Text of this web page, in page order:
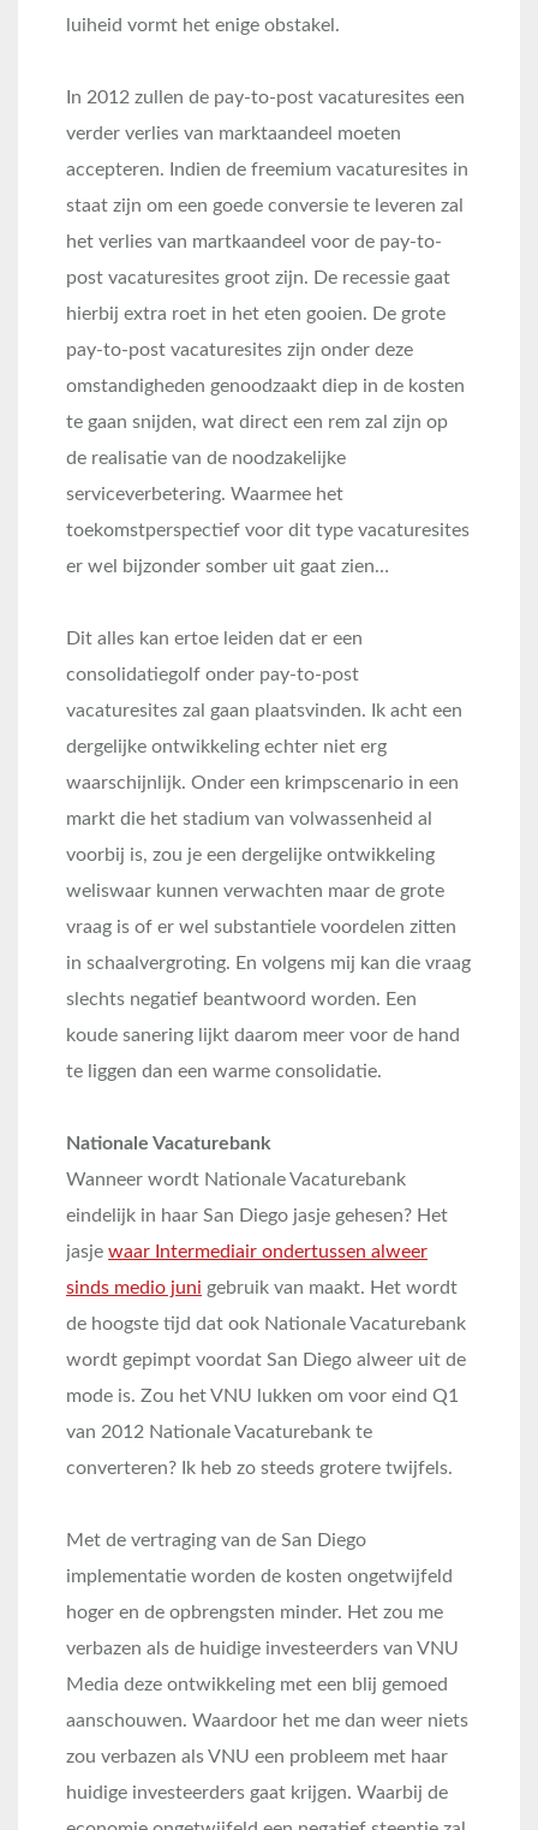
luiheid vormt het enige obstakel.
In 2012 zullen de pay-to-post vacaturesites een
verder verlies van marktaandeel moeten
accepteren. Indien de freemium vacaturesites in
staat zijn om een goede conversie te leveren zal
het verlies van martkaandeel voor de pay-to-
post vacaturesites groot zijn. De recessie gaat
hierbij extra roet in het eten gooien. De grote
pay-to-post vacaturesites zijn onder deze
omstandigheden genoodzaakt diep in de kosten
te gaan snijden, wat direct een rem zal zijn op
de realisatie van de noodzakelijke
serviceverbetering. Waarmee het
toekomstperspectief voor dit type vacaturesites
er wel bijzonder somber uit gaat zien…
Dit alles kan ertoe leiden dat er een
consolidatiegolf onder pay-to-post
vacaturesites zal gaan plaatsvinden. Ik acht een
dergelijke ontwikkeling echter niet erg
waarschijnlijk. Onder een krimpscenario in een
markt die het stadium van volwassenheid al
voorbij is, zou je een dergelijke ontwikkeling
weliswaar kunnen verwachten maar de grote
vraag is of er wel substantiele voordelen zitten
in schaalvergroting. En volgens mij kan die vraag
slechts negatief beantwoord worden. Een
koude sanering lijkt daarom meer voor de hand
te liggen dan een warme consolidatie.
Nationale Vacaturebank
Wanneer wordt Nationale Vacaturebank
eindelijk in haar San Diego jasje gehesen? Het
jasje waar Intermediair ondertussen alweer
sinds medio juni gebruik van maakt. Het wordt
de hoogste tijd dat ook Nationale Vacaturebank
wordt gepimpt voordat San Diego alweer uit de
mode is. Zou het VNU lukken om voor eind Q1
van 2012 Nationale Vacaturebank te
converteren? Ik heb zo steeds grotere twijfels.
Met de vertraging van de San Diego
implementatie worden de kosten ongetwijfeld
hoger en de opbrengsten minder. Het zou me
verbazen als de huidige investeerders van VNU
Media deze ontwikkeling met een blij gemoed
aanschouwen. Waardoor het me dan weer niets
zou verbazen als VNU een probleem met haar
huidige investeerders gaat krijgen. Waarbij de